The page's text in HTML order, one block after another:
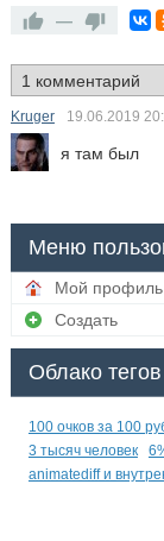
—
Kruger 19.06.2019
я там был
Меню
Мой профиль
Создать
Облако тегов
100 очков за 100
3 тысяч человек
animatediff и